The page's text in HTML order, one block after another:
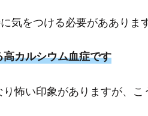
気をつける必要があありま
カルシウム血症です
怖い印象がありますが、